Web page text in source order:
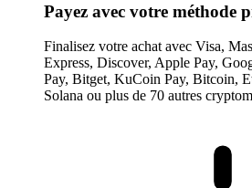
Payez avec votre méthode
Finalisez votre achat avec Visa,
Express, Discover, Apple Pay,
Pay, Bitget, KuCoin Pay, Bitcoin,
Solana ou plus de 70 autres